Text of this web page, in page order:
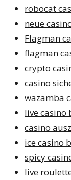
robocat
neue
Flagman
flagman
crypto
casino
wazamba
live casino
casino
ice casino
spicy
live